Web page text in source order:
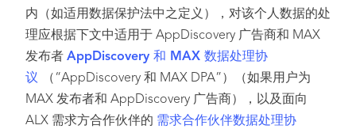
内（如适用数据保护法中之定义），对该个人数据的处
理应根据下文中适用于 AppDiscovery 广告商和 MAX
发布者 AppDiscovery 和 MAX 数据处理协
议
（“AppDiscovery 和 MAX DPA”）（如果用户为
MAX 发布者和 AppDiscovery 广告商），以及面向
ALX 需求方合作伙伴的 需求合作伙伴数据处理协